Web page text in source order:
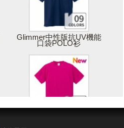
Glimmer中性版抗UV機能
口袋POLO衫